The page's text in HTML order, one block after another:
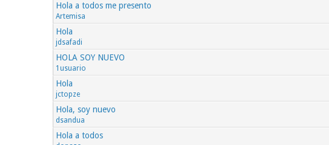
Hola a todos me presento
Artemisa
Hola
jdsafadi
HOLA SOY NUEVO
1usuario
Hola
jctopze
Hola, soy nuevo
dsandua
Hola a todos